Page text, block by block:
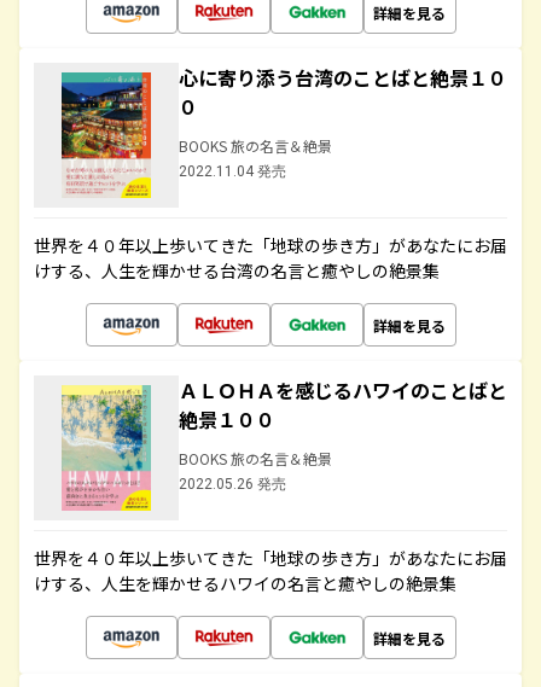
詳細を見る
心に寄り添う台湾のことばと絶景１０
０
BOOKS 旅の名言＆絶景
2022.11.04 発売
世界を４０年以上歩いてきた「地球の歩き方」があなたにお届
けする、人生を輝かせる台湾の名言と癒やしの絶景集
詳細を見る
ＡＬＯＨＡを感じるハワイのことばと
絶景１００
BOOKS 旅の名言＆絶景
2022.05.26 発売
世界を４０年以上歩いてきた「地球の歩き方」があなたにお届
けする、人生を輝かせるハワイの名言と癒やしの絶景集
詳細を見る